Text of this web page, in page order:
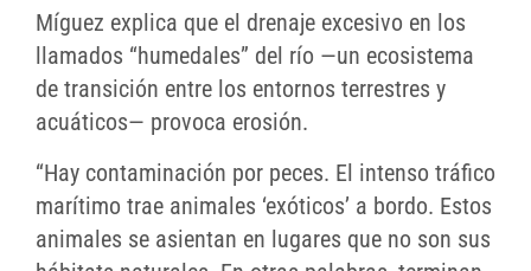
Míguez explica que el drenaje excesivo en los
llamados “humedales” del río —un ecosistema
de transición entre los entornos terrestres y
acuáticos— provoca erosión.
“Hay contaminación por peces. El intenso tráfico
marítimo trae animales ‘exóticos’ a bordo. Estos
animales se asientan en lugares que no son sus